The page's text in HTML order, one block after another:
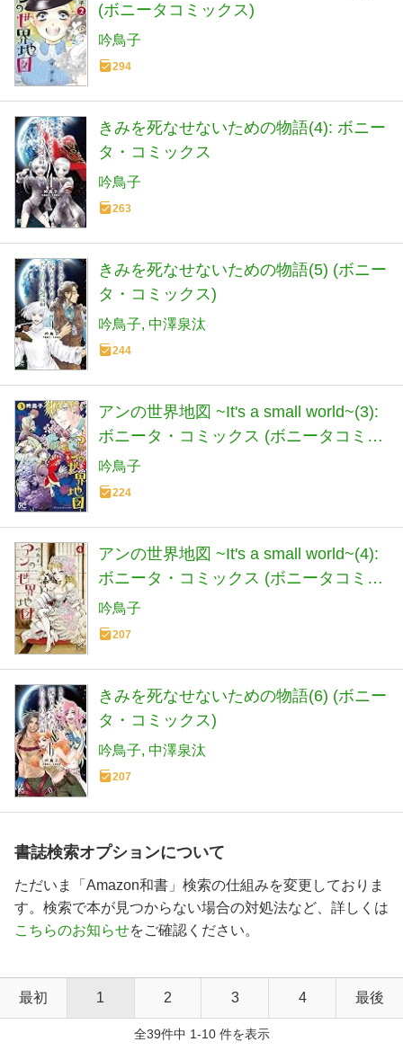
(ボニータコミックス)
吟鳥子
294
きみを死なせないための物語(4): ボニー
タ・コミックス
吟鳥子
263
きみを死なせないための物語(5) (ボニー
タ・コミックス)
吟鳥子 中澤泉汰
244
アンの世界地図 ~It's a small world~(3):
ボニータ・コミックス (ボニータコミッ
クス)
吟鳥子
224
アンの世界地図 ~It's a small world~(4):
ボニータ・コミックス (ボニータコミッ
クス)
吟鳥子
207
きみを死なせないための物語(6) (ボニー
タ・コミックス)
吟鳥子 中澤泉汰
207
書誌検索オプションについて
ただいま「Amazon和書」検索の仕組みを変更しておりま
す。検索で本が見つからない場合の対処法など、詳しくは
こちらのお知らせをご確認ください。
最初 1 2 3 4 最後
全39件中 1-10 件を表示